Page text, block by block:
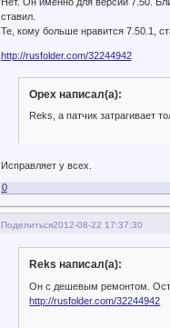
Нет. Он именно для версии 7.50.
ставил.
Те, кому больше нравится 7.50.1,
http://rusfolder.com/32244942
Opex написал(а):
Reks, а патчик затрагивает
Исправляет у всех.
0
Поделиться2012-08-22 17:37:30
Reks написал(а):
Он с дешевым ремонтом.
http://rusfolder.com/32244942